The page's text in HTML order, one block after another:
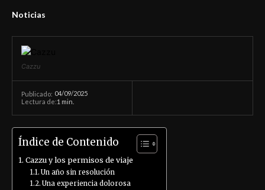
Noticias
Cazzu
Publicado: 04/09/2025
Lectura de:1 min.
Índice de Contenido
Cazzu y los permisos de viaje
Un año sin resolución
Una experiencia dolorosa